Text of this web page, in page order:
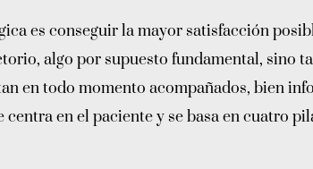
es conseguir la mayor satisfacción
algo por supuesto fundamental, sino
en todo momento acompañados, bien
en el paciente y se basa en cuatro